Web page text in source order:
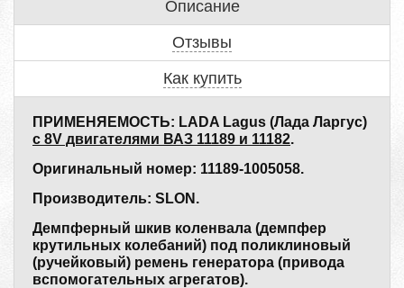
Описание
Отзывы
Как купить
ПРИМЕНЯЕМОСТЬ: LADA Lagus (Лада Ларгус)
с 8V двигателями ВАЗ 11189 и 11182.
Оригинальный номер: 11189-1005058.
Производитель: SLON.
Демпферный шкив коленвала (демпфер
крутильных колебаний) под поликлиновый
(ручейковый) ремень генератора (привода
вспомогательных агрегатов).